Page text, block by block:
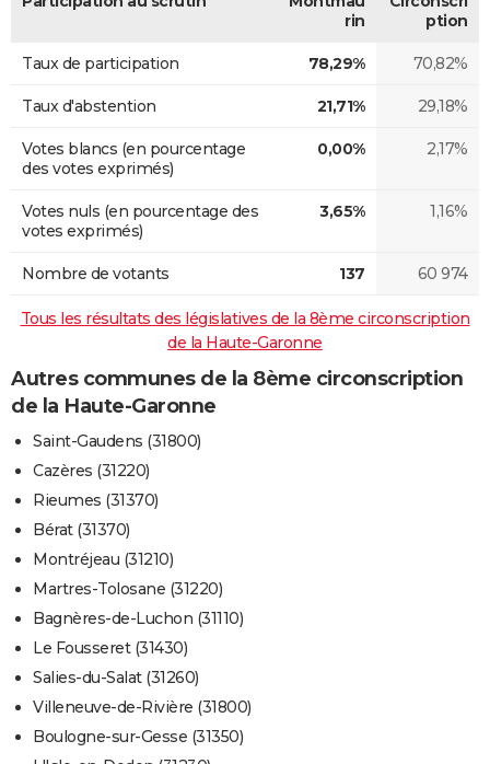
rin
ption
Taux de participation 78,29% 70,82%
Taux d'abstention 21,71% 29,18%
Votes blancs (en pourcentage
des votes exprimés)
0,00% 2,17%
Votes nuls (en pourcentage des
votes exprimés)
3,65% 1,16%
Nombre de votants 137 60 974
Tous les résultats des législatives de la 8ème circonscription
de la Haute-Garonne
Autres communes de la 8ème circonscription
de la Haute-Garonne
Saint-Gaudens (31800)
Cazères (31220)
Rieumes (31370)
Bérat (31370)
Montréjeau (31210)
Martres-Tolosane (31220)
Bagnères-de-Luchon (31110)
Le Fousseret (31430)
Salies-du-Salat (31260)
Villeneuve-de-Rivière (31800)
Boulogne-sur-Gesse (31350)